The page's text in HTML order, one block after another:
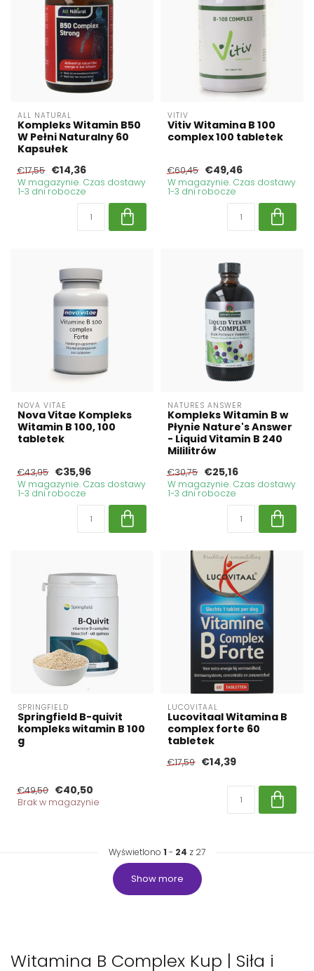
ALL NATURAL
Kompleks Witamin B50
W Pełni Naturalny 60
Kapsułek
€17,55 €14,36
W magazynie. Czas dostawy
1-3 dni robocze
VITIV
Vitiv Witamina B 100
complex 100 tabletek
€60,45 €49,46
W magazynie. Czas dostawy
1-3 dni robocze
NOVA VITAE
Nova Vitae Kompleks
Witamin B 100, 100
tabletek
€43,95 €35,96
W magazynie. Czas dostawy
1-3 dni robocze
NATURES ANSWER
Kompleks Witamin B w
Płynie Nature's Answer
- Liquid Vitamin B 240
Mililitrów
€30,75 €25,16
W magazynie. Czas dostawy
1-3 dni robocze
SPRINGFIELD
Springfield B-quivit
kompleks witamin B 100
g
€49,50 €40,50
Brak w magazynie
LUCOVITAAL
Lucovitaal Witamina B
complex forte 60
tabletek
€17,59 €14,39
Wyświetlono 1 - 24 z 27
Show more
Witamina B Complex Kup | Siła i